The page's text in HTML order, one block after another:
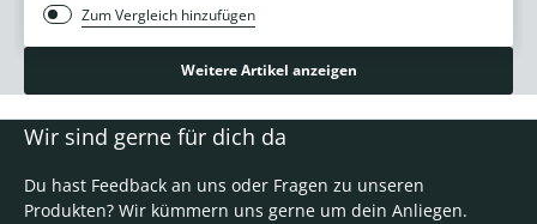
Zum Vergleich hinzufügen
Weitere Artikel anzeigen
Wir sind gerne für dich da
Du hast Feedback an uns oder Fragen zu unseren
Produkten? Wir kümmern uns gerne um dein Anliegen.